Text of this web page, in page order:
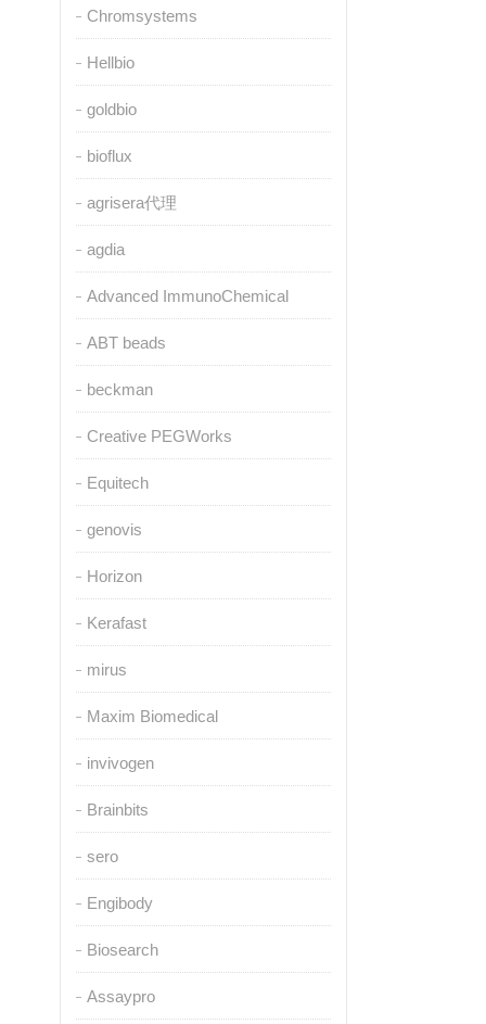
Chromsystems
Hellbio
goldbio
bioflux
agrisera代理
agdia
Advanced ImmunoChemical
ABT beads
beckman
Creative PEGWorks
Equitech
genovis
Horizon
Kerafast
mirus
Maxim Biomedical
invivogen
Brainbits
sero
Engibody
Biosearch
Assaypro